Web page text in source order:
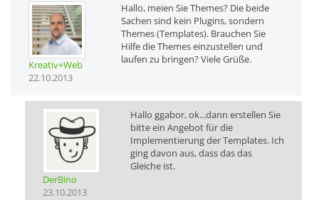
Kreativ+Web
22.10.2013
Hallo, meien Sie Themes? Die beide
Sachen sind kein Plugins, sondern
Themes (Templates). Brauchen Sie
Hilfe die Themes einzustellen und
laufen zu bringen? Viele Grüße.
DerBino
23.10.2013
Hallo ggabor, ok...dann erstellen Sie
bitte ein Angebot für die
Implementierung der Templates. Ich
ging davon aus, dass das das
Gleiche ist.